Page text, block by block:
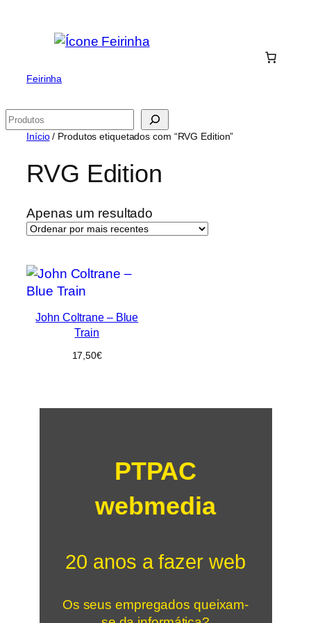
Feirinha
Pesquisar
Início/ Produtos etiquetados com “RVG Edition”
RVG Edition
Apenas um resultado
John Coltrane – Blue
Train
17,50€
PTPAC
webmedia
20 anos a fazer web
Os seus empregados queixam-